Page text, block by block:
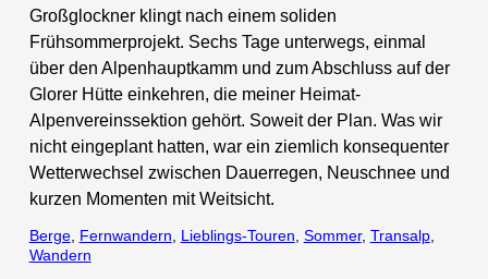
Großglockner klingt nach einem soliden
Frühsommerprojekt. Sechs Tage unterwegs, einmal
über den Alpenhauptkamm und zum Abschluss auf der
Glorer Hütte einkehren, die meiner Heimat-
Alpenvereinssektion gehört. Soweit der Plan. Was wir
nicht eingeplant hatten, war ein ziemlich konsequenter
Wetterwechsel zwischen Dauerregen, Neuschnee und
kurzen Momenten mit Weitsicht.
Berge, Fernwandern Lieblings-Touren Sommer, Transalp
Wandern